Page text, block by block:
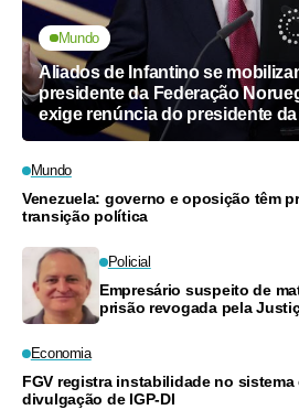
Mundo
Aliados de Infantino se
presidente da Federação
exige renúncia do presidente da
Mundo
Venezuela: governo e oposição têm
transição política
Policial
Empresário suspeito de
prisão revogada pela
Economia
FGV registra instabilidade no
divulgação de IGP-DI